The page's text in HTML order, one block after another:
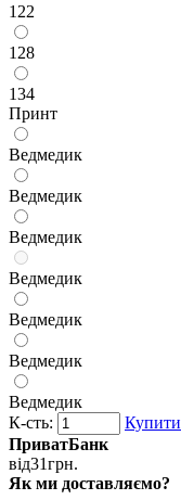
122
128
134
Принт
Ведмедик
Ведмедик
Ведмедик
Ведмедик
Ведмедик
Ведмедик
Ведмедик
К-сть:
Купити
ПриватБанк
від31грн.
Як ми доставляємо?